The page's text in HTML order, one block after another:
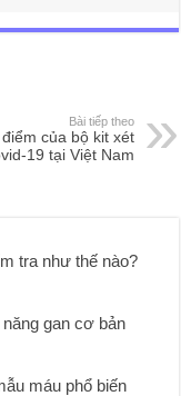
Bài tiếp theo
của bộ kit xét
19 tại Việt Nam
tra như thế nào?
gan cơ bản
máu phổ biến